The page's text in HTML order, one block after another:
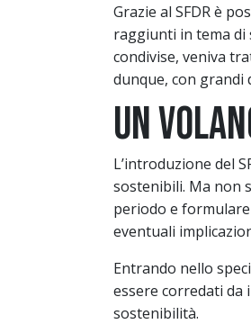
Grazie al SFDR è
raggiunti in tema di
condivise, veniva
dunque, con grandi
Un
L’introduzione del
sostenibili. Ma non
periodo e
eventuali
Entrando nello
essere corredati
sostenibilità.